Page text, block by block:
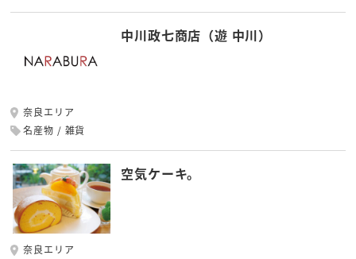
中川政七商店（遊 中川）
奈良エリア
名産物
雑貨
空気ケーキ。
奈良エリア